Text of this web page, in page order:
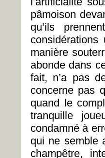
pâmoison
qu’ils
manière
abonde dans
fait, n’a pas
concerne pas
quand le
tranquille
condamné à
qui ne semble
champêtre,